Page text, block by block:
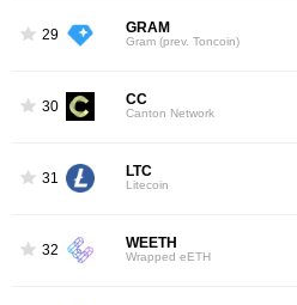
29 GRAM
Gram (prev. Toncoin)
30 CC
Canton Network
31 LTC
Litecoin
32 WEETH
Wrapped eETH